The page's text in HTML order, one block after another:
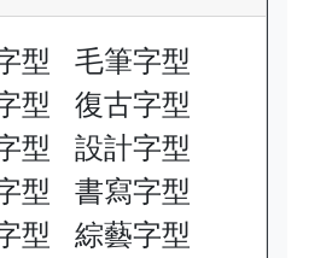
型
毛筆字型
型
復古字型
型
設計字型
型
書寫字型
型
綜藝字型